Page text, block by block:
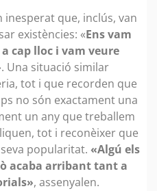
que, inclús, van
existències: «Ens vam
cap lloc i vam veure
. Una situació similar
tot i que recorden que
no són exactament una
un any que treballem
tot i reconèixer que
popularitat. «Algú els
acaba arribant tant a
, assenyalen.